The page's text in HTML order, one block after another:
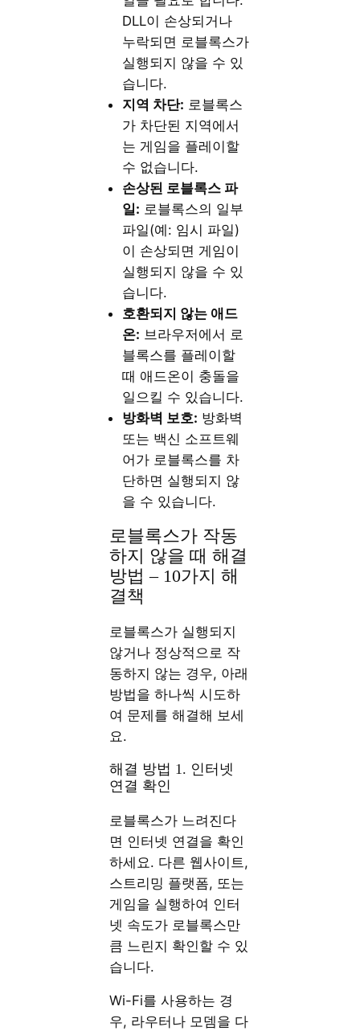
DLL이 손상되거나
누락되면 로블록스가
실행되지 않을 수 있
습니다.
지역 차단: 로블록스
가 차단된 지역에서
는 게임을 플레이할
수 없습니다.
손상된 로블록스 파
일: 로블록스의 일부
파일(예: 임시 파일)
이 손상되면 게임이
실행되지 않을 수 있
습니다.
호환되지 않는 애드
온: 브라우저에서 로
블록스를 플레이할
때 애드온이 충돌을
일으킬 수 있습니다.
방화벽 보호: 방화벽
또는 백신 소프트웨
어가 로블록스를 차
단하면 실행되지 않
을 수 있습니다.
로블록스가 작동
하지 않을 때 해결
방법 – 10가지 해
결책
로블록스가 실행되지
않거나 정상적으로 작
동하지 않는 경우, 아래
방법을 하나씩 시도하
여 문제를 해결해 보세
요.
해결 방법 1. 인터넷
연결 확인
로블록스가 느려진다
면 인터넷 연결을 확인
하세요. 다른 웹사이트,
스트리밍 플랫폼, 또는
게임을 실행하여 인터
넷 속도가 로블록스만
큼 느린지 확인할 수 있
습니다.
Wi-Fi를 사용하는 경
우, 라우터나 모뎀을 다